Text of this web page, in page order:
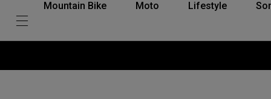
Mountain Bike Moto Lifestyle